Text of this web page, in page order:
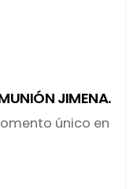
JIMENA.
único en